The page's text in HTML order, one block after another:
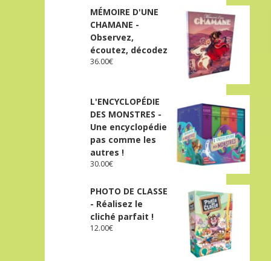
MÉMOIRE D'UNE
CHAMANE -
Observez,
écoutez, décodez
36.00€
L'ENCYCLOPÉDIE
DES MONSTRES -
Une encyclopédie
pas comme les
autres !
30.00€
PHOTO DE CLASSE
- Réalisez le
cliché parfait !
12.00€